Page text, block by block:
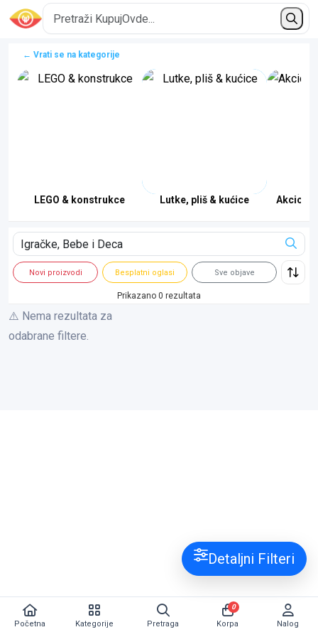
← Vrati se na kategorije
LEGO & konstrukce Lutke, pliš & kućice Akcione
Novi proizvodi Besplatni oglasi Sve objave
Prikazano 0 rezultata
⚠️ Nema rezultata za
odabrane filtere.
Detaljni Filteri
Početna Kategorije Pretraga Korpa
0
Nalog